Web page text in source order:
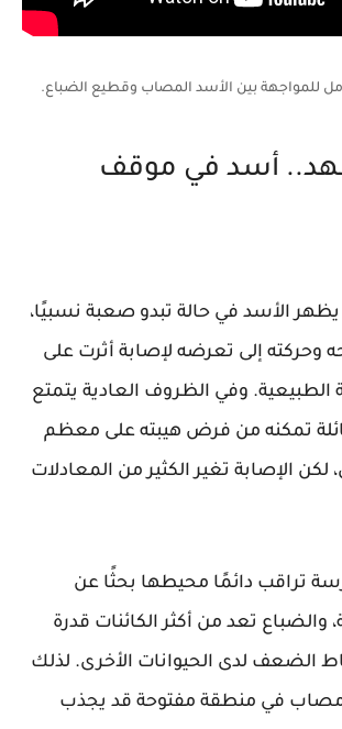
للمواجهة بين الأسد المصاب وقطيع الضباع.
أسد في موقف
يظهر الأسد في حالة تبدو صعبة نسبيًا،
وحركته إلى تعرضه لإصابة أثرت على
الطبيعية. وفي الظروف العادية يتمتع
تمكنه من فرض هيبته على معظم
لكن الإصابة تغير الكثير من المعادلات
تراقب دائمًا محيطها بحثًا عن
والضباع تعد من أكثر الكائنات قدرة
الضعف لدى الحيوانات الأخرى. لذلك
في منطقة مفتوحة قد يجذب